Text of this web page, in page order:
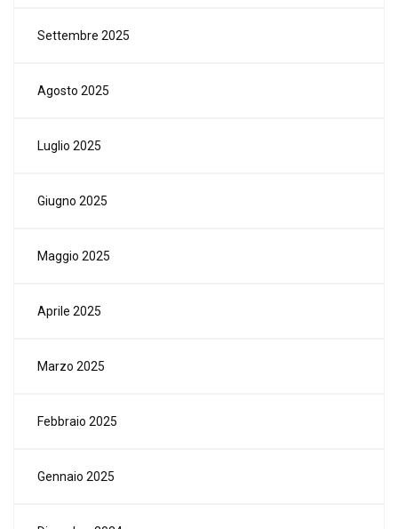
Settembre 2025
Agosto 2025
Luglio 2025
Giugno 2025
Maggio 2025
Aprile 2025
Marzo 2025
Febbraio 2025
Gennaio 2025